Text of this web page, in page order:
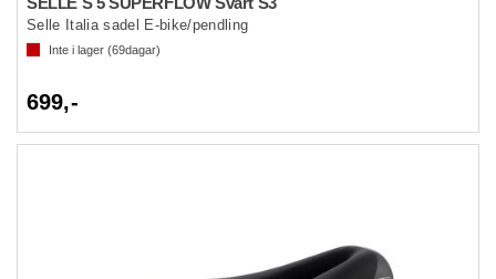
Selle Italia sadel E-bike/pendling
Inte i lager (69dagar)
699,-